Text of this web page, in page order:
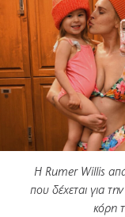
Η Rumer Willis
που δέχεται για
κόρη